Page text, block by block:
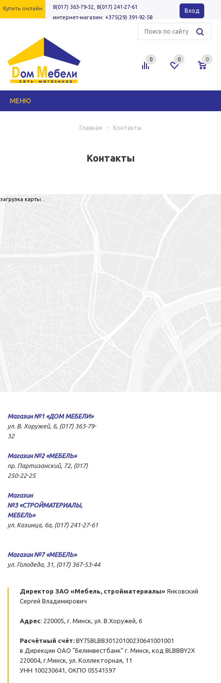
Купить онлайн Вход
8(017) 363-79-32, 8(017) 241-27-61
интернет-магазин: +375(29) 391-92-58
0 0 0
МЕНЮ
Главная - Контакты
Контакты
загрузка карты...
Магазин №1 «ДОМ МЕБЕЛИ»
ул. В. Хоружей, 6, (017) 363-79-
32
Магазин №2 «МЕБЕЛЬ»
пр. Партизанский, 72, (017)
250-22-25
Магазин
№3 «СТРОЙМАТЕРИАЛЫ,
МЕБЕЛЬ»
ул. Казинца, 6а, (017) 241-27-61
Магазин №7 «МЕБЕЛЬ»
ул. Голодеда, 31, (017) 367-53-44
Директор ЗАО «Мебель, стройматериалы» Янковский
Сергей Владимирович
Адрес: 220005, г. Минск, ул. В.Хоружей, 6
Расчётный счёт: BY75BLBB30120100230641001001
в Дирекции ОАО "Белинвестбанк" г. Минск, код BLBBBY2X
220004, г.Минск, ул. Коллекторная, 11
УНН 100230641, ОКПО 05541597